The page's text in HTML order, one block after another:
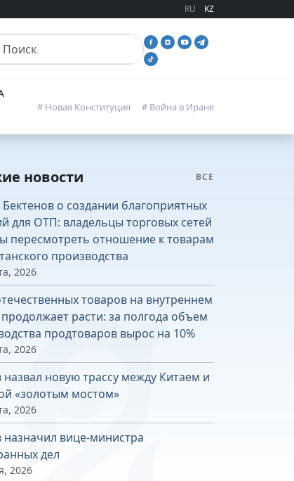
RU KZ
# Новая Конституция # Война в Иране
новости ВСЕ
о создании благоприятных
для ОТП: владельцы торговых сетей
пересмотреть отношение к товарам
производства
2026
товаров на внутреннем
расти: за полгода объем
продтоваров вырос на 10%
2026
назвал новую трассу между Китаем и
«золотым мостом»
2026
назначил вице-министра
дел
2026